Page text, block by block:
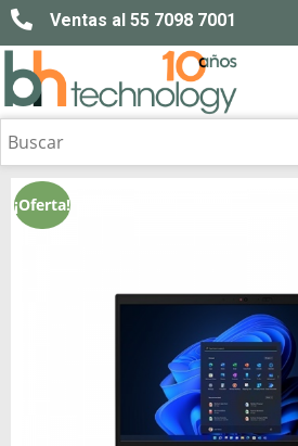
Ventas al 55 7098 7001
¡Oferta!